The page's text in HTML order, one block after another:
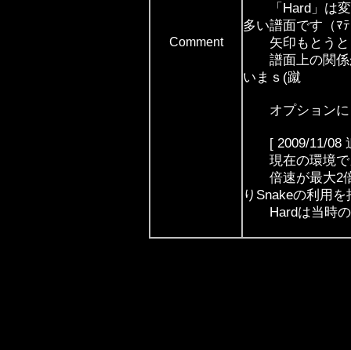
Comment
「Hard」は変
多い譜面です（ﾏﾃ
矢印もとうと
譜面上の関係
いまｓ(蹴
オプションに
[ 2009/11/08
現在の環境で
倍速が最大2倍
りSnakeの利用を
Hardは当時の